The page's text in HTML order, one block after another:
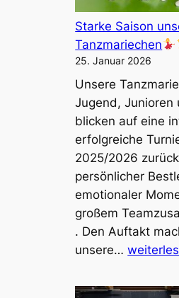
Starke Saison
Tanzmariechen
25. Januar 2026
Unsere
Jugend, Junioren
blicken auf eine
erfolgreiche
2025/2026
persönlicher
emotionaler
großem
. Den Auftakt
unsere…S
a